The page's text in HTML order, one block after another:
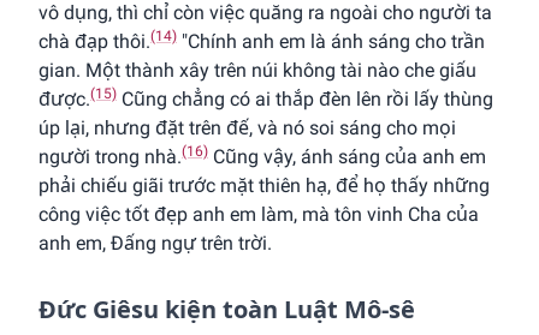
vô dụng, thì chỉ còn việc quăng ra ngoài cho người ta
chà đạp thôi.(14) "Chính anh em là ánh sáng cho trần
gian. Một thành xây trên núi không tài nào che giấu
được.(15) Cũng chẳng có ai thắp đèn lên rồi lấy thùng
úp lại, nhưng đặt trên đế, và nó soi sáng cho mọi
người trong nhà.(16) Cũng vậy, ánh sáng của anh em
phải chiếu giãi trước mặt thiên hạ, để họ thấy những
công việc tốt đẹp anh em làm, mà tôn vinh Cha của
anh em, Ðấng ngự trên trời.
Ðức Giêsu kiện toàn Luật Mô-sê